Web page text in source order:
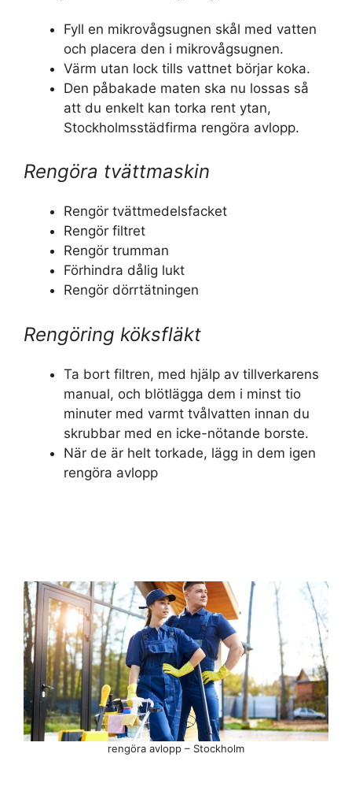
Fyll en mikrovågsugnen skål med vatten
och placera den i mikrovågsugnen.
Värm utan lock tills vattnet börjar koka.
Den påbakade maten ska nu lossas så
att du enkelt kan torka rent ytan,
Stockholmsstädfirma rengöra avlopp.
Rengöra tvättmaskin
Rengör tvättmedelsfacket
Rengör filtret
Rengör trumman
Förhindra dålig lukt
Rengör dörrtätningen
Rengöring köksfläkt
Ta bort filtren, med hjälp av tillverkarens
manual, och blötlägga dem i minst tio
minuter med varmt tvålvatten innan du
skrubbar med en icke-nötande borste.
När de är helt torkade, lägg in dem igen
rengöra avlopp
rengöra avlopp – Stockholm